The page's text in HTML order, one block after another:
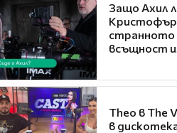
Защо Ахил
Кристофър
странното
всъщност
Theo в The
в